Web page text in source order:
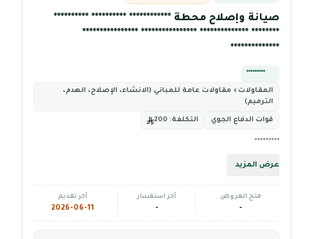
صيانة وإصلاح محطة ************ ********** **********
******** ************** **************** ****************
**************
*********
المقاولات › مقاولات عامة للمباني (الانشاء، الإصلاح، الهدم،
الترميم)
قوات الدفاع الجوي التكلفة:
*********
عرض المزيد
فتح العروض
-
آخر استفسار
-
آخر تقديم
2026-06-11